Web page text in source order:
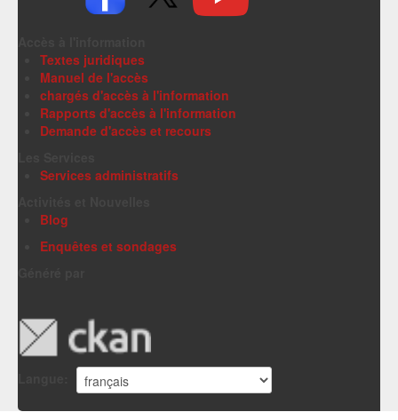
Textes juridiques
Manuel de l'accès
chargés d'accès à l'information
Rapports d'accès à l'information
Demande d'accès et recours
Services administratifs
Blog
Enquêtes et sondages